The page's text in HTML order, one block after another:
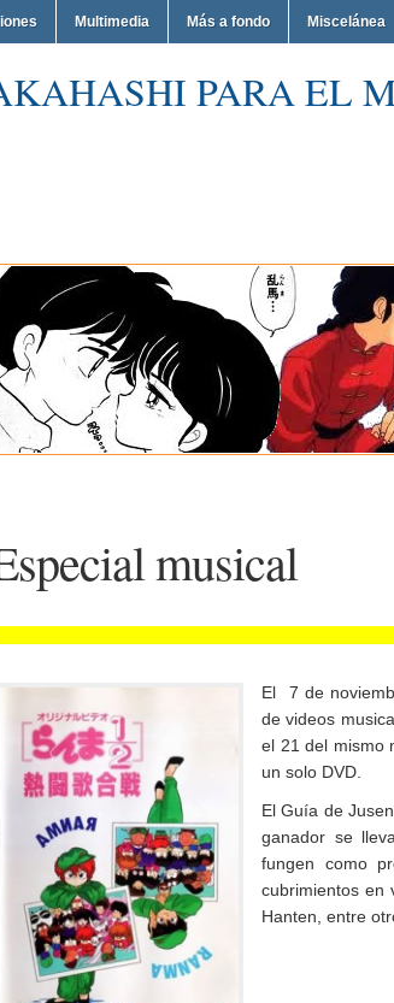
Multimedia Más a fondo Miscelánea
PARA EL
musical
El 7 de
de videos
el 21 del mismo
un solo DVD.
El Guía de
ganador se
fungen como
cubrimientos en
Hanten, entre